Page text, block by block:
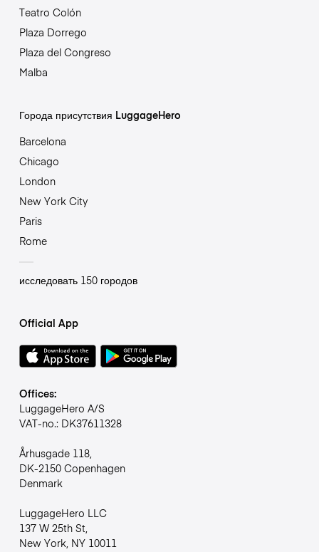
Teatro Colón
Plaza Dorrego
Plaza del Congreso
Malba
Города присутствия LuggageHero
Barcelona
Chicago
London
New York City
Paris
Rome
исследовать 150 городов
Official App
Offices:
LuggageHero A/S
VAT-no.: DK37611328
Århusgade 118,
DK-2150 Copenhagen
Denmark
LuggageHero LLC
137 W 25th St,
New York, NY 10011